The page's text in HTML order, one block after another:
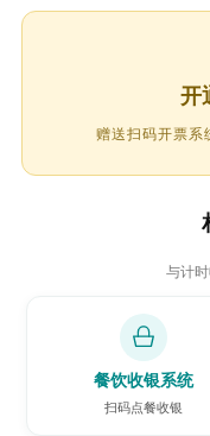
开
赠送扫码开票系
与计
餐饮收银系统
扫码点餐收银